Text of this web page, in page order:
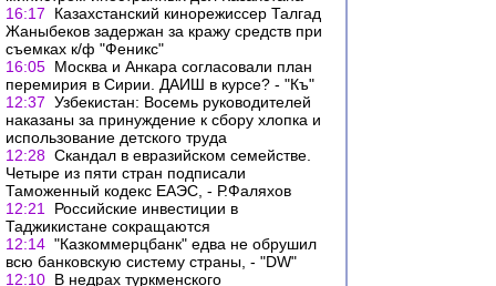
16:17
Казахстанский кинорежиссер Талгад
Жаныбеков задержан за кражу средств при
съемках к/ф "Феникс"
16:05 Москва и Анкара согласовали план
перемирия в Сирии. ДАИШ в курсе? - "Къ"
12:37 Узбекистан: Восемь руководителей
наказаны за принуждение к сбору хлопка и
использование детского труда
12:28 Скандал в евразийском семействе.
Четыре из пяти стран подписали
Таможенный кодекс ЕАЭС, - Р.Фаляхов
12:21
Российские инвестиции в
Таджикистане сокращаются
12:14 "Казкоммерцбанк" едва не обрушил
всю банковскую систему страны, - "DW"
12:10 В недрах туркменского